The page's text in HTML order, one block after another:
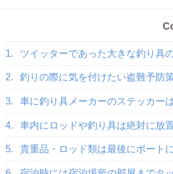
1. ツイッターであった大きな釣り具
2. 釣りの際に気を付けたい盗難予防
3. 車に釣り具メーカーのステッカー
4. 車内にロッドや釣り具は絶対に放
5. 貴重品・ロッド類は最後にボート